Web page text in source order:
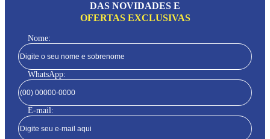
DAS NOVIDADES E
OFERTAS EXCLUSIVAS
Nome:
WhatsApp:
E-mail: